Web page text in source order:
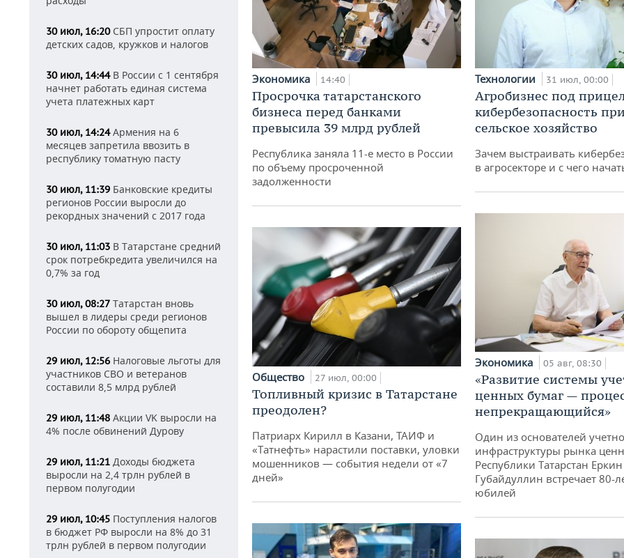
30 июл, 16:20СБП упростит оплату
детских садов, кружков и налогов
30 июл, 14:44В России с 1 сентября
начнет работать единая система
учета платежных карт
30 июл, 14:24Армения на 6
месяцев запретила ввозить в
республику томатную пасту
30 июл, 11:39 Банковские кредиты
регионов России выросли до
рекордных значений с 2017 года
30 июл, 11:03 В Татарстане средний
срок потребкредита увеличился на
0,7% за год
30 июл, 08:27 Татарстан вновь
вышел в лидеры среди регионов
России по обороту общепита
29 июл, 12:56 Налоговые льготы для
участников СВО и ветеранов
составили 8,5 млрд рублей
29 июл, 11:48 Акции VK выросли на
4% после обвинений Дурову
29 июл, 11:21 Доходы бюджета
выросли на 2,4 трлн рублей в
первом полугодии
29 июл, 10:45 Поступления налогов
в бюджет РФ выросли на 8% до 31
трлн рублей в первом полугодии
Экономика 14:40
Просрочка татарстанского
бизнеса перед банками
превысила 39 млрд рублей
Республика заняла 11-е место в России
по объему просроченной
задолженности
Общество 27 июл, 00:00
Топливный кризис в Татарстане
преодолен?
Патриарх Кирилл в Казани, ТАИФ и
«Татнефть» нарастили поставки, уловки
мошенников — события недели от «7
дней»
Технологии 31 июл, 00:00
Агробизнес под
кибербезопасность
сельское хозяйство
Зачем выстраивать
в агросекторе и с чего
Экономика 05 авг, 08:30
«Развитие системы
ценных бумаг —
непрекращающийся»
Один из основателей
инфраструктуры рынка
Республики Татарстан Еркин
Губайдуллин встречает 80-
юбилей